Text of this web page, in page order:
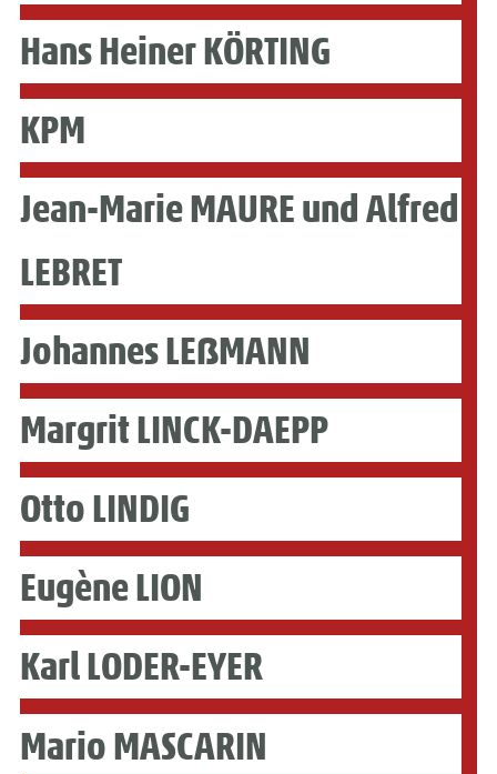
Hans Heiner KÖRTING
KPM
Jean-Marie MAURE und Alfred
LEBRET
Johannes LEẞMANN
Margrit LINCK-DAEPP
Otto LINDIG
Eugène LION
Karl LODER-EYER
Mario MASCARIN